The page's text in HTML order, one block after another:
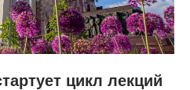
цикл лекций